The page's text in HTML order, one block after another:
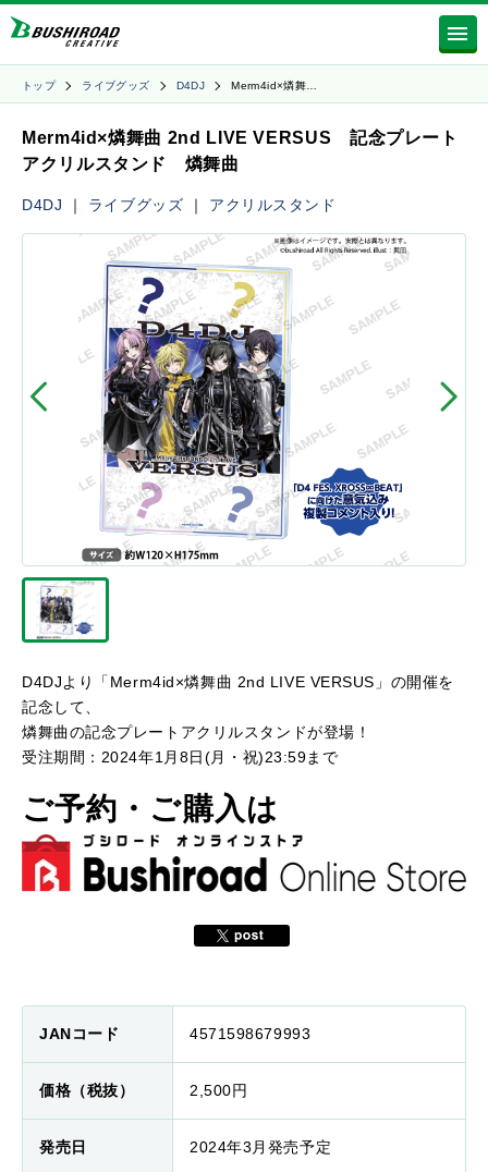
トップ ライブグッズ D4DJ Merm4id×燐舞…
Merm4id×燐舞曲 2nd LIVE VERSUS 記念プレート
アクリルスタンド 燐舞曲
D4DJ ｜ ライブグッズ ｜ アクリルスタンド
D4DJより「Merm4id×燐舞曲 2nd LIVE VERSUS」の開催を
記念して、
燐舞曲の記念プレートアクリルスタンドが登場！
受注期間：2024年1月8日(月・祝)23:59まで
ご予約・ご購入は
JANコード 4571598679993
価格（税抜） 2,500円
発売日 2024年3月発売予定